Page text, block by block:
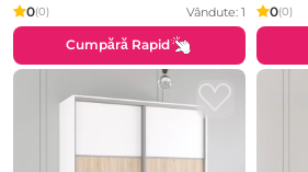
0(0) Vândute: 1
Cumpără Rapid
0(0)